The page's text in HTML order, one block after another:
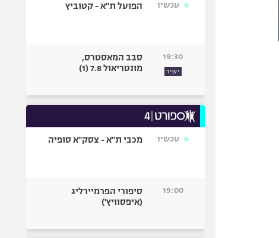
עכשיו הפועל ת"א - קטוביץ
19:30
ישיר
סבב המאסטרס,
מונטריאול 7.8 (1)
עכשיו מכבי ת"א - צסק"א סופיה
19:00
סיפורי הפרמיירליג
(איפסוויץ')